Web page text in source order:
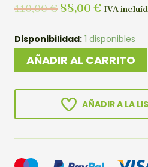
110,00€ 88,00 € IVA
Disponibilidad: 1 disponibles
PREBONSAI
PIRACANTA
ROJA
AÑADIR AL CARRITO
AÑADIR A LA